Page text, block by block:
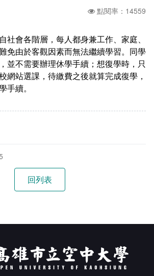
請
點閱率：14559
社會各階層，每人都身兼工作、家庭、
免由於客觀因素而無法繼續學習。同學
並不需要辦理休學手續；想復學時，只
網站選課，待繳費之後就算完成復學，
手續。